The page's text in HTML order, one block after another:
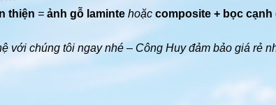
thiện = ảnh gỗ laminte hoặc composite + bọc
với chúng tôi ngay nhé – Công Huy đảm bảo giá rẻ